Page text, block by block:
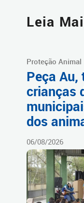
Leia
Proteção Animal
Peça Au,
crianças
dos
06/08/2026